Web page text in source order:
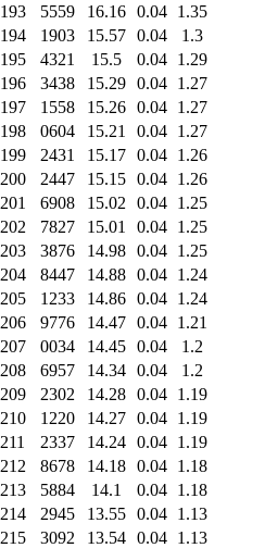
193
5559 16.16 0.04 1.35
194
1903 15.57 0.04
1.3
195
4321 15.5 0.04 1.29
196
3438 15.29 0.04 1.27
197
1558 15.26 0.04 1.27
198
0604 15.21 0.04 1.27
199
2431 15.17 0.04 1.26
200
2447 15.15 0.04 1.26
201
6908 15.02 0.04 1.25
202
7827 15.01 0.04 1.25
203
3876 14.98 0.04 1.25
204
8447 14.88 0.04 1.24
205
1233 14.86 0.04 1.24
206
9776 14.47 0.04 1.21
207
0034 14.45 0.04
1.2
208
6957 14.34 0.04
1.2
209
2302 14.28 0.04 1.19
210
1220 14.27 0.04 1.19
211
2337 14.24 0.04 1.19
212
8678 14.18 0.04 1.18
213
5884 14.1 0.04 1.18
214
2945 13.55 0.04 1.13
215
3092 13.54 0.04 1.13